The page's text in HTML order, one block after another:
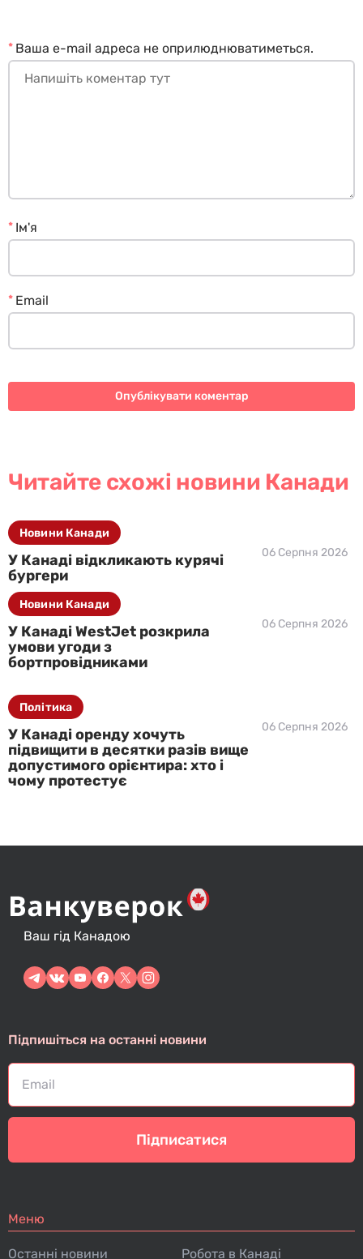
Ваша e-mail адреса не оприлюднюватиметься.
*
Ім'я
*
Email
*
Читайте схожі новини Канади
У Канаді відкликають курячі
бургери
06 Серпня 2026
Новини Канади
У Канаді WestJet розкрила
умови угоди з
бортпровідниками
06 Серпня 2026
Новини Канади
У Канаді оренду хочуть
підвищити в десятки разів вище
допустимого орієнтира: хто і
чому протестує
06 Серпня 2026
Політика
Ваш гід Канадою
Підпишіться на останні новини
Підписатися
Меню
Останні новини Робота в Канаді